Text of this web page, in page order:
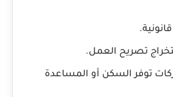
تصريح العمل.
توفر السكن أو المساعدة